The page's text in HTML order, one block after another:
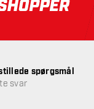
fragt ved køb over
spørgsmål
svar